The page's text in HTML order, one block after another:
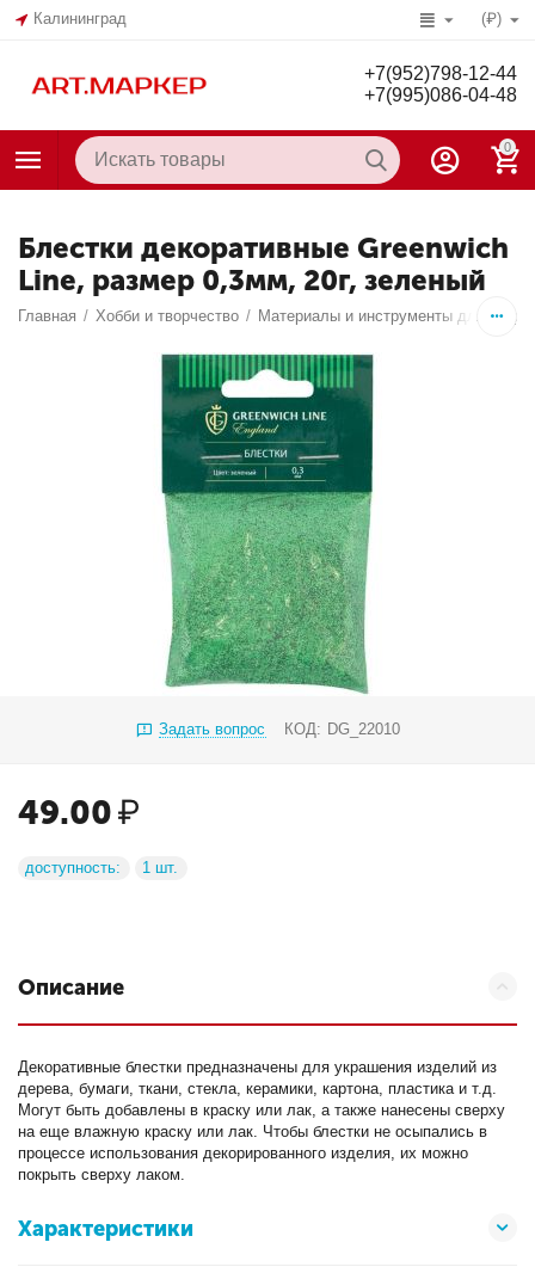
Калининград (₽)
+7(952)798-12-44
+7(995)086-04-48
0
Блестки декоративные Greenwich
Line, размер 0,3мм, 20г, зеленый
Главная / Хобби и творчество / Материалы и инструменты для
Задать вопрос КОД: DG_22010
49.00₽
доступность: 1 шт.
Описание
Декоративные блестки предназначены для украшения изделий из
дерева, бумаги, ткани, стекла, керамики, картона, пластика и т.д.
Могут быть добавлены в краску или лак, а также нанесены сверху
на еще влажную краску или лак. Чтобы блестки не осыпались в
процессе использования декорированного изделия, их можно
покрыть сверху лаком.
Характеристики